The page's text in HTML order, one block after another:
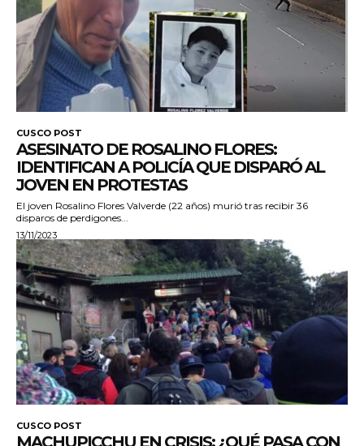
CUSCO POST
ASESINATO DE ROSALINO FLORES:
IDENTIFICAN A POLICÍA QUE DISPARÓ AL
JOVEN EN PROTESTAS
El joven Rosalino Flores Valverde (22 años) murió tras recibir 36
disparos de perdigones...
13/11/2023
CUSCO POST